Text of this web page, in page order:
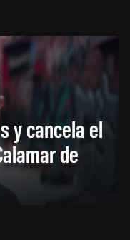
y cancela el
de